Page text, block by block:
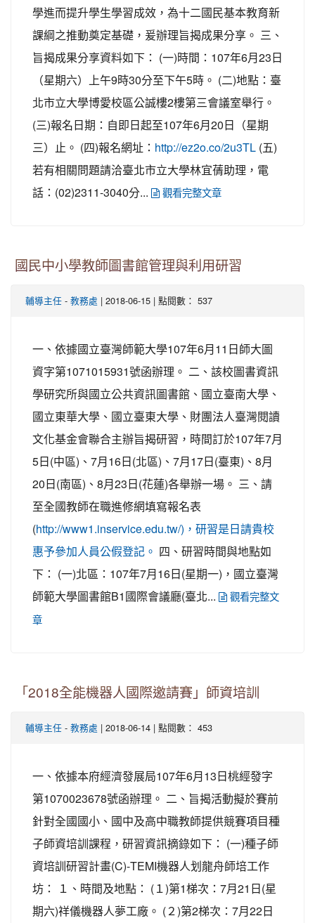
學進而提升學生學習成效，為十二國民基本教育新
課綱之推動奠定基礎，爰辦理旨揭成果分享。 三、
旨揭成果分享資料如下： (一)時間：107年6月23日
（星期六）上午9時30分至下午5時。 (二)地點：臺
北市立大學博愛校區公誠樓2樓第三會議室舉行。
(三)報名日期：自即日起至107年6月20日（星期
三）止。 (四)報名網址： http://ez2o.co/2u3TL
(五)
若有相關問題請洽臺北市立大學林宜蒨助理，電
話：(02)2311-3040分...
觀看完整文章
國民中小學教師圖書館管理與利用研習
輔導主任 - 教務處 | 2018-06-15 | 點閱數： 537
一、依據國立臺灣師範大學107年6月11日師大圖
資字第1071015931號函辦理。 二、該校圖書資訊
學研究所與國立公共資訊圖書館、國立臺南大學、
國立東華大學、國立臺東大學、財團法人臺灣閱讀
文化基金會聯合主辦旨揭研習，時間訂於107年7月
5日(中區)、7月16日(北區)、7月17日(臺東)、8月
20日(南區)、8月23日(花蓮)各舉辦一場。 三、請
至全國教師在職進修網填寫報名表
(http://www1.inservice.edu.tw/)，研習是日請貴校
惠予參加人員公假登記。
四、研習時間與地點如
下： (一)北區：107年7月16日(星期一)，國立臺灣
師範大學圖書館B1國際會議廳(臺北...
觀看完整文
章
「2018全能機器人國際邀請賽」師資培訓
輔導主任 - 教務處 | 2018-06-14 | 點閱數： 453
一、依據本府經濟發展局107年6月13日桃經發字
第1070023678號函辦理。 二、旨揭活動擬於賽前
針對全國國小、國中及高中職教師提供競賽項目種
子師資培訓課程，研習資訊摘錄如下： (一)種子師
資培訓研習計畫(C)-TEMI機器人划龍舟師培工作
坊： １、時間及地點： (１)第1梯次：7月21日(星
期六)祥儀機器人夢工廠。 (２)第2梯次：7月22日